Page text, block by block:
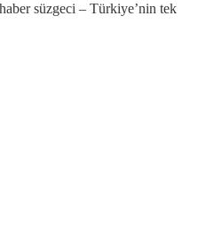
süzgeci – Türkiye’nin tek